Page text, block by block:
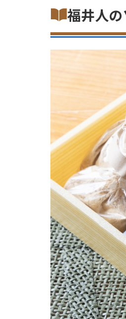
福井人